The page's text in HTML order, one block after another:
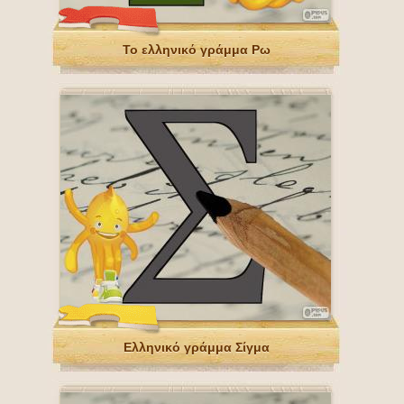
Το ελληνικό γράμμα Ρω
Ελληνικό γράμμα Σίγμα